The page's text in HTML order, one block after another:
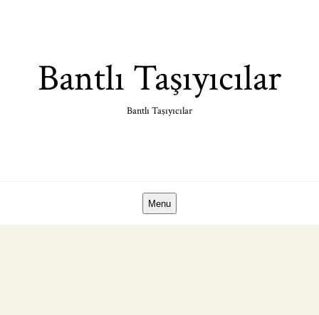
Bantlı Taşıyıcılar
Bantlı Taşıyıcılar
Menu